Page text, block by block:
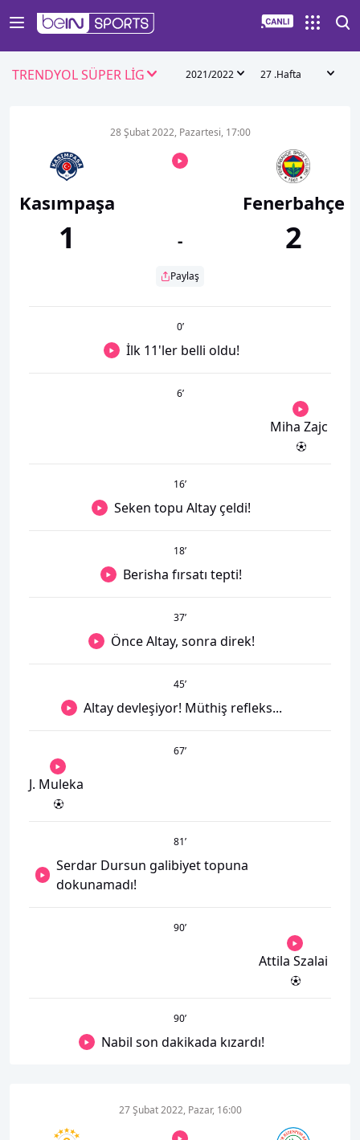
TRENDYOL SÜPER LİG 2021/2022 27 .Hafta
Kasımpaşa
1
28 Şubat 2022, Pazartesi, 17:00
-
Paylaş
Fenerbahçe
2
0’
İlk 11'ler belli oldu!
6’
Miha Zajc
16’
Seken topu Altay çeldi!
18’
Berisha fırsatı tepti!
37’
Önce Altay, sonra direk!
45’
Altay devleşiyor! Müthiş refleks...
67’
J. Muleka
81’
Serdar Dursun galibiyet topuna
dokunamadı!
90’
Attila Szalai
90’
Nabil son dakikada kızardı!
27 Şubat 2022, Pazar, 16:00